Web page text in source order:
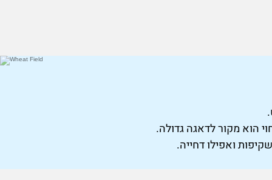
הוא מקור לדאגה גדולה.
ואפילו דחייה.